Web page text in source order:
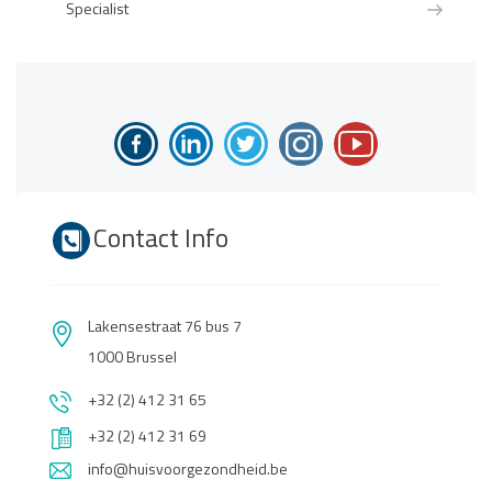
Specialist
Contact Info
Lakensestraat 76 bus 7
1000 Brussel
+32 (2) 412 31 65
+32 (2) 412 31 69
info@huisvoorgezondheid.be